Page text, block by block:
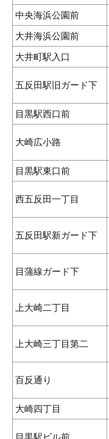
中央海浜公園前
大井海浜公園前
大井町駅入口
五反田駅旧ガード下
目黒駅西口前
大崎広小路
目黒駅東口前
西五反田一丁目
五反田駅新ガード下
目蒲線ガード下
上大崎二丁目
上大崎三丁目第二
百反通り
大崎四丁目
目黒駅ビル前